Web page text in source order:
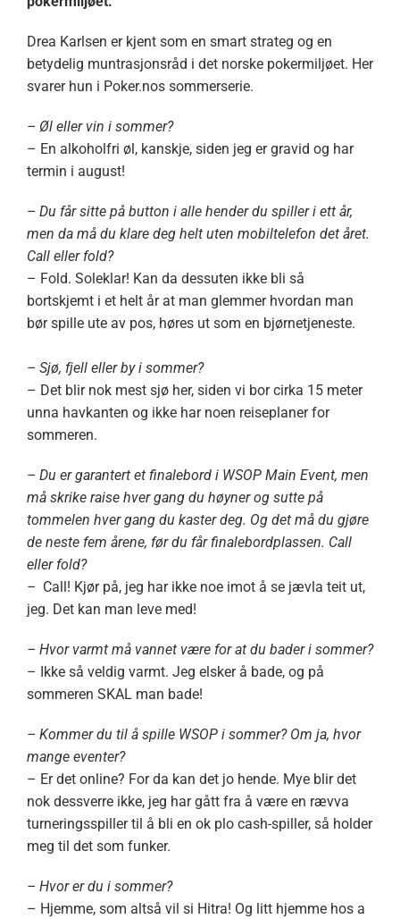
Drea Karlsen er kjent som en smart strateg og en
betydelig muntrasjonsråd i det norske pokermiljøet. Her
svarer hun i Poker.nos sommerserie.
– Øl eller vin i sommer?
– En alkoholfri øl, kanskje, siden jeg er gravid og har
termin i august!
– Du får sitte på button i alle hender du spiller i ett år,
men da må du klare deg helt uten mobiltelefon det året.
Call eller fold?
– Fold. Soleklar! Kan da dessuten ikke bli så
bortskjemt i et helt år at man glemmer hvordan man
bør spille ute av pos, høres ut som en bjørnetjeneste.
– Sjø, fjell eller by i sommer?
– Det blir nok mest sjø her, siden vi bor cirka 15 meter
unna havkanten og ikke har noen reiseplaner for
sommeren.
– Du er garantert et finalebord i WSOP Main Event, men
må skrike raise hver gang du høyner og sutte på
tommelen hver gang du kaster deg. Og det må du gjøre
de neste fem årene, før du får finalebordplassen. Call
eller fold?
– Call! Kjør på, jeg har ikke noe imot å se jævla teit ut,
jeg. Det kan man leve med!
– Hvor varmt må vannet være for at du bader i sommer?
– Ikke så veldig varmt. Jeg elsker å bade, og på
sommeren SKAL man bade!
– Kommer du til å spille WSOP i sommer? Om ja, hvor
mange eventer?
– Er det online? For da kan det jo hende. Mye blir det
nok dessverre ikke, jeg har gått fra å være en rævva
turneringsspiller til å bli en ok plo cash-spiller, så holder
meg til det som funker.
– Hvor er du i sommer?
– Hjemme, som altså vil si Hitra! Og litt hjemme hos a